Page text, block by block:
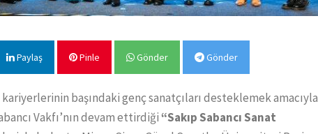
Paylaş Pinle Gönder Gönder
kariyerlerinin başındaki genç sanatçıları desteklemek amacıyla
Vakfı’nın devam ettirdiği “Sakıp Sabancı Sanat